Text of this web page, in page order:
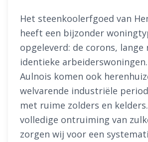
Het steenkoolerfgoed van
heeft een bijzonder
opgeleverd: de corons, lange
identieke
Aulnois komen ook
welvarende industriële
met ruime zolders en
volledige ontruiming van
zorgen wij voor een